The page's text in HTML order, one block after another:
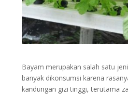
Bayam merupakan salah satu
banyak dikonsumsi karena
kandungan gizi tinggi, terutama